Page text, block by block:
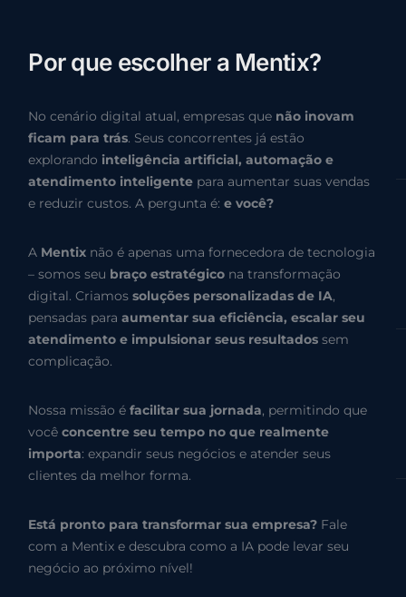
Por que escolher a Mentix?
No cenário digital atual, empresas que não inovam
ficam para trás. Seus concorrentes já estão
explorando inteligência artificial, automação e
atendimento inteligente para aumentar suas vendas
e reduzir custos. A pergunta é:e você?
A Mentix não é apenas uma fornecedora de tecnologia
– somos seu braço estratégico na transformação
digital. Criamossoluções personalizadas de IA,
pensadas paraaumentar sua eficiência, escalar seu
atendimento e impulsionar seus resultados sem
complicação.
Nossa missão éfacilitar sua jornada, permitindo que
vocêconcentre seu tempo no que realmente
importa: expandir seus negócios e atender seus
clientes da melhor forma.
Está pronto para transformar sua empresa? Fale
com a Mentix e descubra como a IA pode levar seu
negócio ao próximo nível!